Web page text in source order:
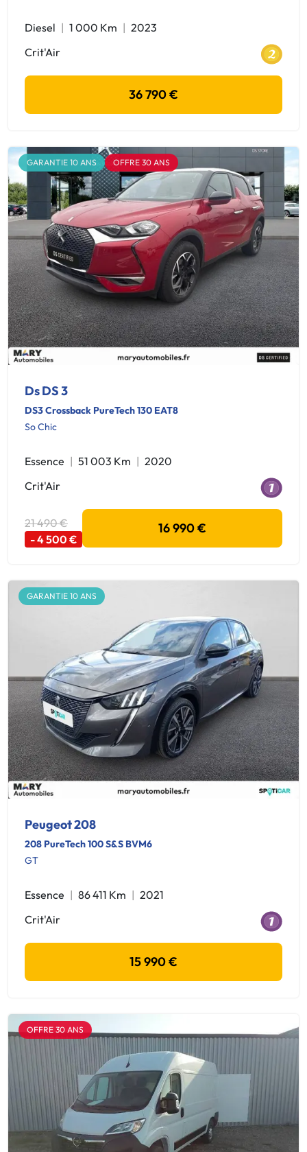
Diesel 1 000 Km
2023
Crit'Air
36 790 €
GARANTIE 10 ANS OFFRE 30 ANS
Ds DS 3
DS3 Crossback PureTech 130 EAT8
So Chic
Essence 51 003 Km
2020
Crit'Air
21 490 €
- 4 500 €
16 990 €
GARANTIE 10 ANS
Peugeot 208
208 PureTech 100 S&S BVM6
GT
Essence 86 411 Km
2021
Crit'Air
15 990 €
OFFRE 30 ANS